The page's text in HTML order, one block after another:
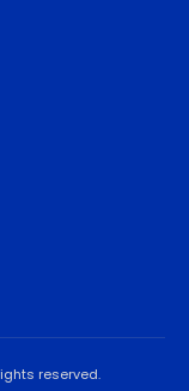
reserved.